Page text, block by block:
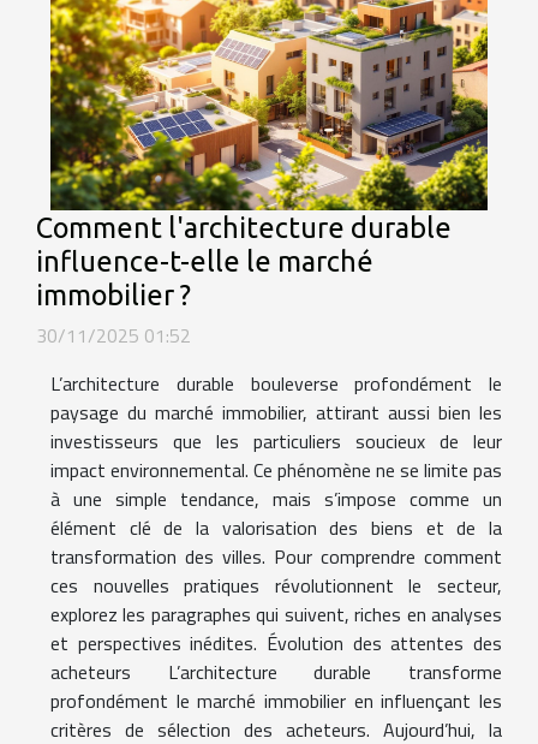
Comment l'architecture durable
influence-t-elle le marché
immobilier ?
30/11/2025 01:52
L’architecture durable bouleverse profondément le
paysage du marché immobilier, attirant aussi bien les
investisseurs que les particuliers soucieux de leur
impact environnemental. Ce phénomène ne se limite pas
à une simple tendance, mais s’impose comme un
élément clé de la valorisation des biens et de la
transformation des villes. Pour comprendre comment
ces nouvelles pratiques révolutionnent le secteur,
explorez les paragraphes qui suivent, riches en analyses
et perspectives inédites. Évolution des attentes des
acheteurs L’architecture durable transforme
profondément le marché immobilier en influençant les
critères de sélection des acheteurs. Aujourd’hui, la